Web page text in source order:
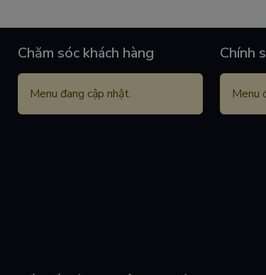
Chăm sóc khách hàng
Menu đang cập nhật.
Chính
Menu